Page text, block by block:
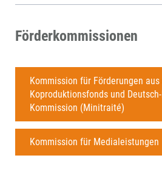
Förderkommissionen
Kommission für Förderungen
Koproduktionsfonds und
Kommission (Minitraité)
Kommission für Medialeistungen